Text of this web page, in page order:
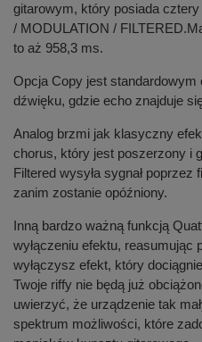
gitarowym, który posiada
/ MODULATION /
to aż 958,3 ms.
Opcja Copy jest standardowym
dźwięku, gdzie echo znajduje
Analog brzmi jak klasyczny
chorus, który jest poszerzony i
Filtered wysyła sygnał
zanim zostanie opóźniony.
Inną bardzo ważną funkcją
wyłączeniu efektu, reasumując
wyłączysz efekt, który
Twoje riffy nie będą już
uwierzyć, że urządzenie tak
spektrum możliwości, które